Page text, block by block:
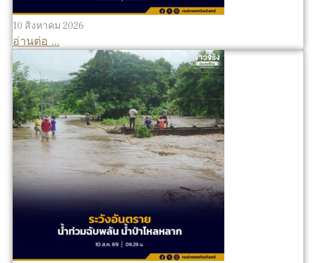
10 สิงหาคม 2026
อ่านต่อ ...